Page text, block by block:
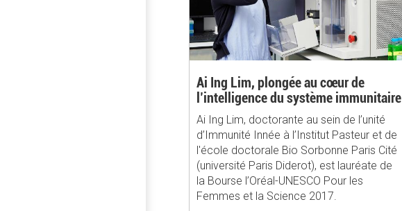
Ai Ing Lim, plongée au cœur de
l’intelligence du système immunitaire
Ai Ing Lim, doctorante au sein de l’unité
d’Immunité Innée à l’Institut Pasteur et de
l'école doctorale Bio Sorbonne Paris Cité
(université Paris Diderot), est lauréate de
la Bourse l’Oréal-UNESCO Pour les
Femmes et la Science 2017.